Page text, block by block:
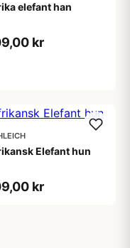
elefant han
kr
Elefant hun
kr